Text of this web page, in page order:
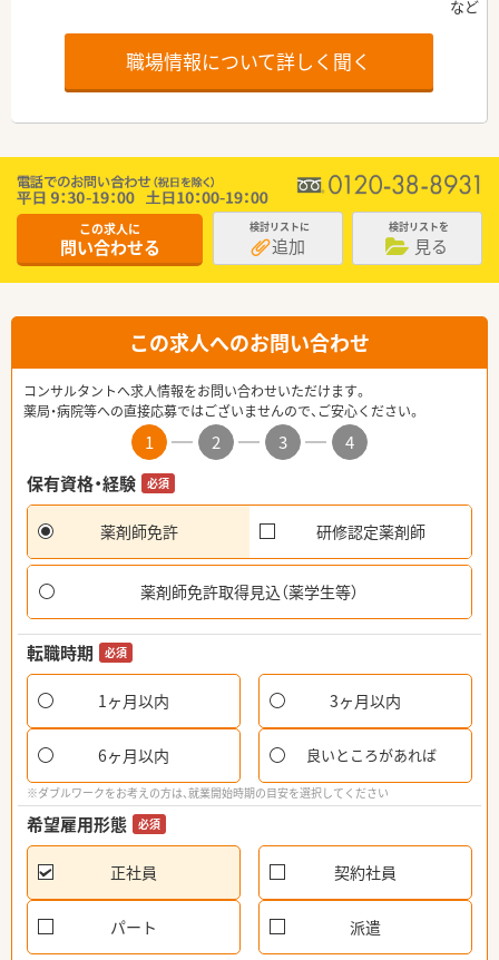
職場情報について詳しく聞く
この求人に
問い合わせる
検討リストに
追加
検討リストを
見る
この求人へのお問い合わせ
コンサルタントへ求人情報をお問い合わせいただけます。
薬局・病院等への直接応募ではございませんので、ご安心ください。
1 2 3
4
保有資格・経験
必須
薬剤師免許 研修認定薬剤師
薬剤師免許取得見込（薬学生等）
転職時期 必須
1ヶ月以内 3ヶ月以内
6ヶ月以内 良いところがあれば
※ダブルワークをお考えの方は、就業開始時期の目安を選択してください
希望雇用形態 必須
正社員 契約社員
パート 派遣